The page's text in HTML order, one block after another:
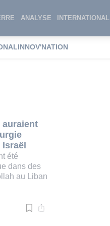
ANALYSE INTERNATIONAL
INNOV'NATION
auraient
été
dans des
au Liban